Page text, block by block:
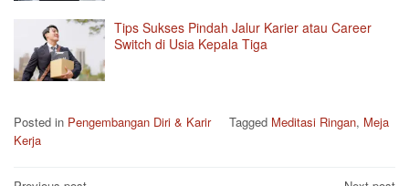
Tips Sukses Pindah Jalur Karier atau Career
Switch di Usia Kepala Tiga
Posted in Pengembangan Diri & Karir Tagged Meditasi Ringan, Meja
Kerja